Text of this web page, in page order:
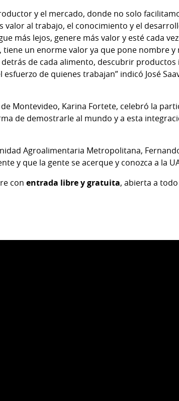
y el mercado, donde no solo
valor al trabajo, el conocimiento y el
más lejos, genere más valor y esté cada
tiene un enorme valor ya que pone nombre
de cada alimento, descubrir
de quienes trabajan” indicó José
Montevideo, Karina Fortete, celebró la
de demostrarle al mundo y a esta
Agroalimentaria Metropolitana,
y que la gente se acerque y conozca a la
con entrada libre y gratuita, abierta a